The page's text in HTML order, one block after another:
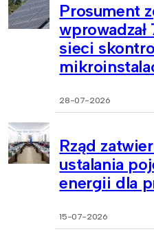
Prosument
sieci
28-07-2026
Rząd
ustalania
energii dla
15-07-2026